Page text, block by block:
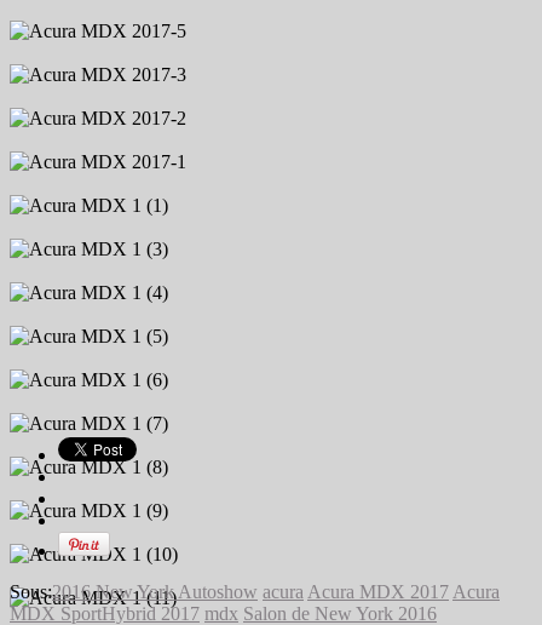
Sous:2016 New York Autoshow acura Acura MDX 2017 Acura
MDX SportHybrid 2017 mdx Salon de New York 2016